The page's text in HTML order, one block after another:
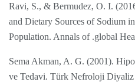
Ravi, S., & Bermudez, O. I.
and Dietary Sources of Sodium
Population. Annals of .global
Sema Akman, A. G. (2001).
ve Tedavi. Türk Nefroloji Diyaliz